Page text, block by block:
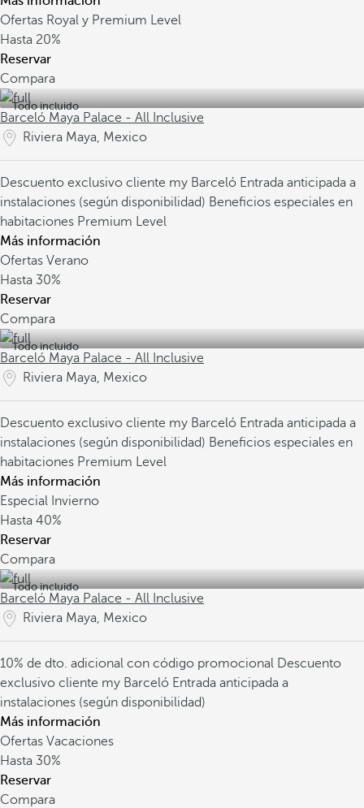
Ofertas Royal y Premium Level
Hasta 20%
Reservar
Compara
Todo incluido
Barceló Maya Palace - All Inclusive
Riviera Maya, Mexico
Descuento exclusivo cliente my Barceló Entrada anticipada a
instalaciones (según disponibilidad) Beneficios especiales en
habitaciones Premium Level
Más información
Ofertas Verano
Hasta 30%
Reservar
Compara
Todo incluido
Barceló Maya Palace - All Inclusive
Riviera Maya, Mexico
Descuento exclusivo cliente my Barceló Entrada anticipada a
instalaciones (según disponibilidad) Beneficios especiales en
habitaciones Premium Level
Más información
Especial Invierno
Hasta 40%
Reservar
Compara
Todo incluido
Barceló Maya Palace - All Inclusive
Riviera Maya, Mexico
10% de dto. adicional con código promocional Descuento
exclusivo cliente my Barceló Entrada anticipada a
instalaciones (según disponibilidad)
Más información
Ofertas Vacaciones
Hasta 30%
Reservar
Compara